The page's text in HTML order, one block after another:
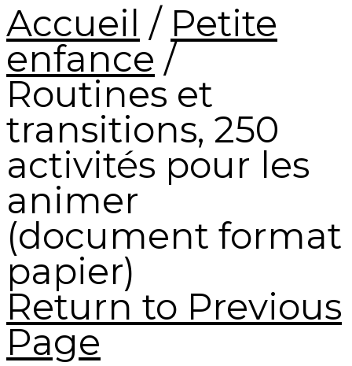
Accueil / Petite
enfance /
Routines et
transitions, 250
activités pour les
animer
(document format
papier)
Return to Previous
Page